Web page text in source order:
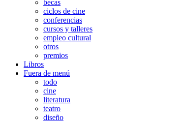
becas
ciclos de cine
conferencias
cursos y talleres
empleo cultural
otros
premios
Libros
Fuera de menú
todo
cine
literatura
teatro
diseño